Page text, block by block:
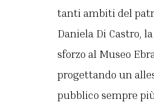
tanti ambiti del
Daniela Di Castro,
sforzo al Museo
progettando un
pubblico sempre